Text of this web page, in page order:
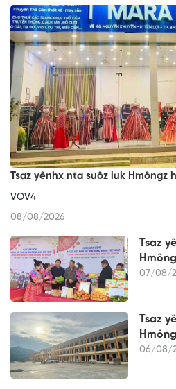
Tsaz yênhx nta suôz luk Hmôngz
VOV4
08/08/2026
Tsaz
07/08/
Tsaz
06/08/